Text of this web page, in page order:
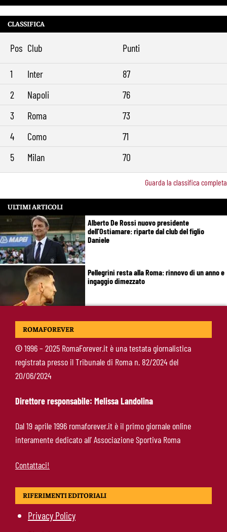
CLASSIFICA
Pos Club Punti
1 Inter
87
2
Napoli
76
3
Roma
73
4
Como
71
5
Milan 70
Guarda la classifica completa
ULTIMI ARTICOLI
Alberto De Rossi nuovo presidente
dell’Ostiamare: riparte dal club del figlio
Daniele
Pellegrini resta alla Roma: rinnovo di un anno e
ingaggio dimezzato
Roma, Luis Enrique non dimentica i
squadra
Roma, Koulierakis svela il retroscena:
“Gasperini decisivo, Manolas mi ha convinto a
scegliere i giallorossi”
ROMAFOREVER
©1996 – 2025 RomaForever.it è una testata giornalistica
registrata presso il Tribunale di Roma n. 82/2024 del
20/06/2024
Direttore responsabile: Melissa Landolina
Dal 19 aprile 1996 romaforever.it è il primo giornale online
interamente dedicato all’ Associazione Sportiva Roma
Contattaci!
RIFERIMENTI EDITORIALI
Privacy Policy